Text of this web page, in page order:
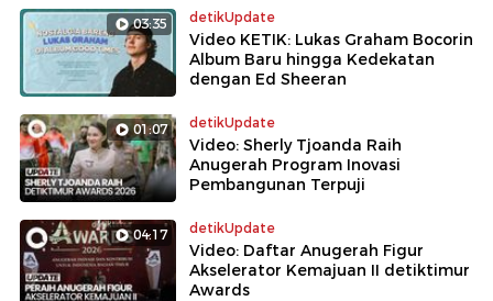
03:35 detikUpdate
Video KETIK: Lukas Graham Bocorin
Album Baru hingga Kedekatan
dengan Ed Sheeran
01:07 detikUpdate
Video: Sherly Tjoanda Raih
Anugerah Program Inovasi
Pembangunan Terpuji
04:17 detikUpdate
Video: Daftar Anugerah Figur
Akselerator Kemajuan II detiktimur
Awards